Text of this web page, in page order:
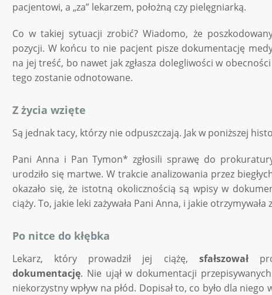
pacjentowi, a „za” lekarzem, położną czy pielęgniarką.
Co w takiej sytuacji zrobić? Wiadomo, że
pozycji. W końcu to nie pacjent pisze dokumentację
na jej treść, bo nawet jak zgłasza dolegliwości w
tego zostanie odnotowane.
Z życia wzięte
Są jednak tacy, którzy nie odpuszczają. Jak w poniższej
Pani Anna i Pan Tymon* zgłosili sprawę do
urodziło się martwe. W trakcie analizowania przez
okazało się, że istotną okolicznością są wpisy w
ciąży. To, jakie leki zażywała Pani Anna, i jakie otrzymywała
Po nitce do kłębka
Lekarz, który prowadził jej ciążę, sfałszował
dokumentację. Nie ujął w dokumentacji
niekorzystny wpływ na płód. Dopisał to, co było dla